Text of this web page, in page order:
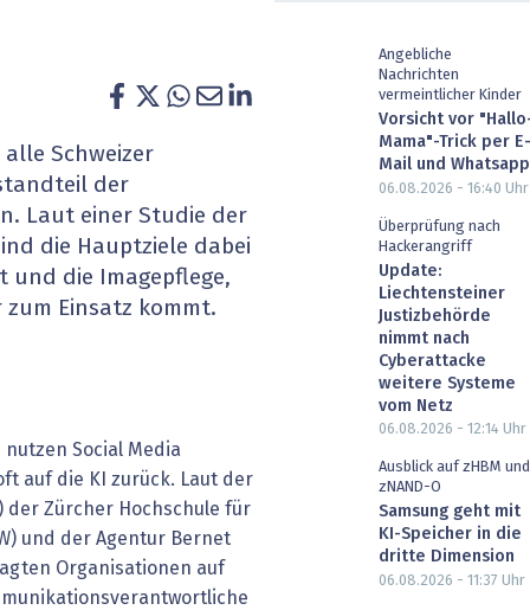
Services & Co.
Banking
Artificial Intelligence
Fintech & Insurtech
Professional AV & Digital Signage
» alle Specials
Schweizer
der
Laut einer Studie der
die Hauptziele dabei
und die Imagepflege,
Einsatz kommt.
Social Media
auf die KI zurück. Laut der
der Zürcher Hochschule für
und der Agentur Bernet
Organisationen auf
Angebliche
Nachrichten
vermeintlicher Kinder
Vorsicht vor
Mama"-Trick per E-
Mail und Whatsapp
06.08.2026 - 16:40 Uhr
Überprüfung nach
Hackerangriff
Update:
Liechtensteiner
Justizbehörde
nimmt nach
Cyberattacke
weitere Systeme
vom Netz
06.08.2026 - 12:14 Uhr
Ausblick auf zHBM und
zNAND-O
Samsung geht mit
KI-Speicher in die
dritte Dimension
06.08.2026 - 11:37 Uhr